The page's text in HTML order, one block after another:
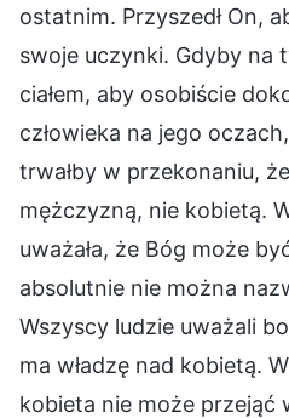
ostatnim. Przyszedł On,
swoje uczynki. Gdyby na
ciałem, aby osobiście
człowieka na jego
trwałby w przekonaniu,
mężczyzną, nie kobietą.
uważała, że Bóg może
absolutnie nie można
Wszyscy ludzie uważali
ma władzę nad kobietą.
kobieta nie może przejąć